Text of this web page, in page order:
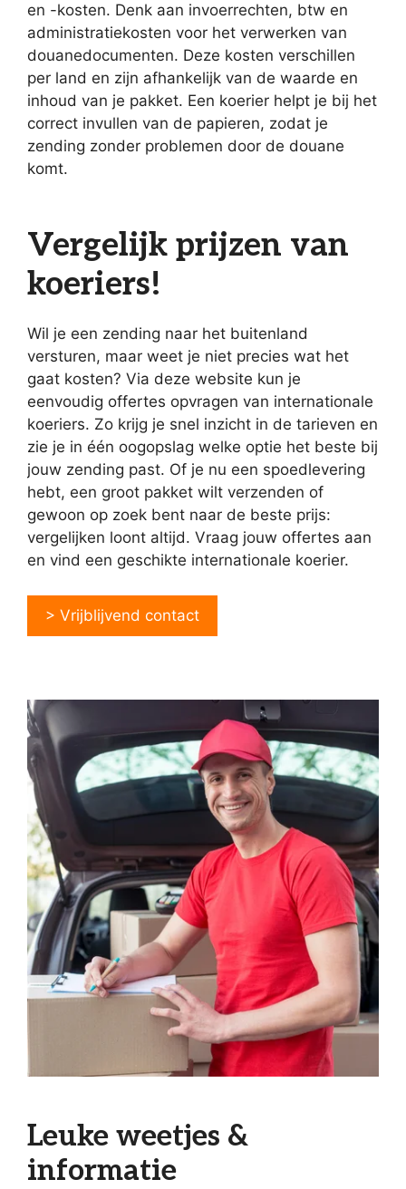
en -kosten. Denk aan invoerrechten, btw en
administratiekosten voor het verwerken van
douanedocumenten. Deze kosten verschillen
per land en zijn afhankelijk van de waarde en
inhoud van je pakket. Een koerier helpt je bij het
correct invullen van de papieren, zodat je
zending zonder problemen door de douane
komt.
Vergelijk prijzen van
koeriers!
Wil je een zending naar het buitenland
versturen, maar weet je niet precies wat het
gaat kosten? Via deze website kun je
eenvoudig offertes opvragen van internationale
koeriers. Zo krijg je snel inzicht in de tarieven en
zie je in één oogopslag welke optie het beste bij
jouw zending past. Of je nu een spoedlevering
hebt, een groot pakket wilt verzenden of
gewoon op zoek bent naar de beste prijs:
vergelijken loont altijd. Vraag jouw offertes aan
en vind een geschikte internationale koerier.
> Vrijblijvend contact
Leuke weetjes &
informatie